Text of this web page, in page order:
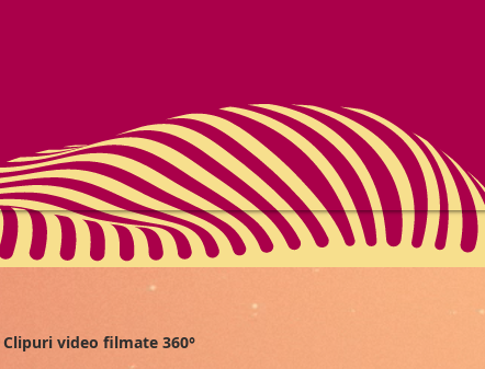
Clipuri video filmate 360°